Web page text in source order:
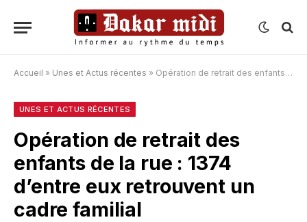
Accueil » Unes et Actus récentes » Opération de retrait des enfants de la rue : 1374 d’entre eux retrouvent un cadre familial
UNES ET ACTUS RÉCENTES
Opération de retrait des
enfants de la rue : 1374
d’entre eux retrouvent un
cadre familial